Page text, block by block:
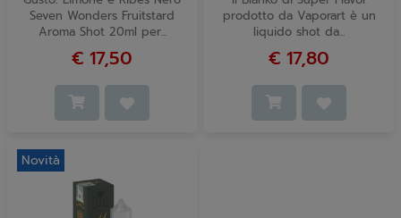
Seven Wonders Fruitstard
Aroma Shot 20ml per...
€ 17,50
prodotto da Vaporart è un
liquido shot da...
€ 17,80
Novità